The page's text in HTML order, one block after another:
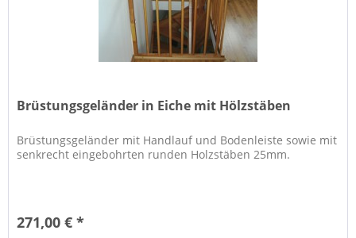
Brüstungsgeländer in Eiche mit Hölzstäben
Brüstungsgeländer mit Handlauf und Bodenleiste sowie mit
senkrecht eingebohrten runden Holzstäben 25mm.
271,00 € *